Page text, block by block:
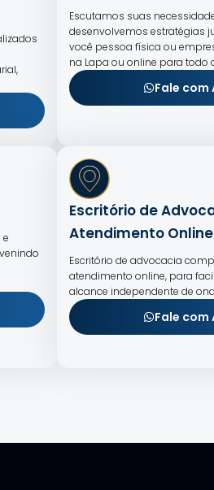
Escutamos suas
desenvolvemos estratégias
você pessoa física ou
na Lapa ou online para todo
Fale
Escritório de
Atendimento Online
Escritório de advocacia
atendimento online, para
alcance independente de
Fale